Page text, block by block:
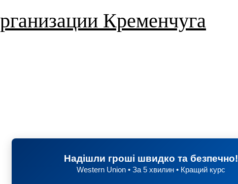
Кременчуга
Надішли гроші швидко та безпечно!
Western Union • За 5 хвилин • Кращий курс